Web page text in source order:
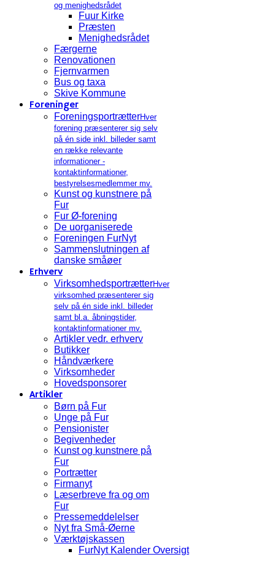
og menighedsrådet
Fuur Kirke
Præsten
Menighedsrådet
Færgerne
Renovationen
Fjernvarmen
Bus og taxa
Skive Kommune
Foreninger
ForeningsportrætterHver
forening præsenterer sig selv
på én side inkl. billeder samt
en række relevante
informationer -
kontaktinformationer,
bestyrelsesmedlemmer mv.
Kunst og kunstnere på
Fur
Fur Ø-forening
De uorganiserede
Foreningen FurNyt
Sammenslutningen af
danske småøer
Erhverv
VirksomhedsportrætterHver
virksomhed præsenterer sig
selv på én side inkl. billeder
samt bl.a. åbningstider,
kontaktinformationer mv.
Artikler vedr. erhverv
Butikker
Håndværkere
Virksomheder
Hovedsponsorer
Artikler
Børn på Fur
Unge på Fur
Pensionister
Begivenheder
Kunst og kunstnere på
Fur
Portrætter
Firmanyt
Læserbreve fra og om
Fur
Pressemeddelelser
Nyt fra Små-Øerne
Værktøjskassen
FurNyt Kalender Oversigt